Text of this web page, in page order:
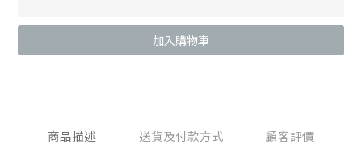
加入購物車
商品描述 送貨及付款方式 顧客評價